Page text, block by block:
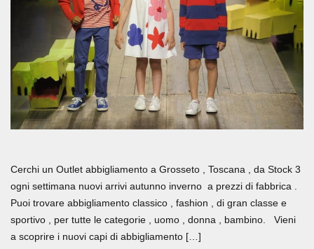
Cerchi un Outlet abbigliamento a Grosseto , Toscana , da Stock 3
ogni settimana nuovi arrivi autunno inverno a prezzi di fabbrica .
Puoi trovare abbigliamento classico , fashion , di gran classe e
sportivo , per tutte le categorie , uomo , donna , bambino. Vieni
a scoprire i nuovi capi di abbigliamento […]